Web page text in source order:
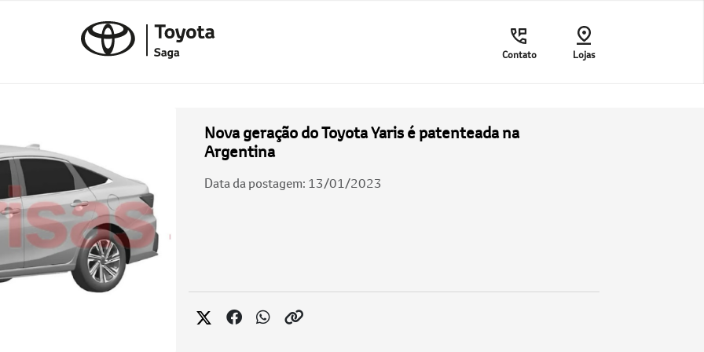
Contato Lojas
Nova geração do Toyota Yaris é patenteada na
Argentina
Data da postagem: 13/01/2023